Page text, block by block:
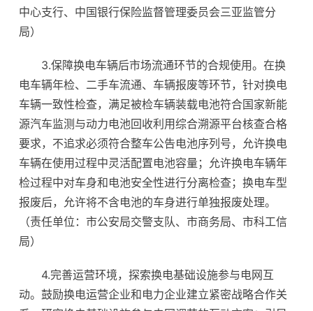
中心支行、中国银行保险监督管理委员会三亚监管分
局）
3.保障换电车辆后市场流通环节的合规使用。在换
电车辆年检、二手车流通、车辆报废等环节，针对换电
车辆一致性检查，满足被检车辆装载电池符合国家新能
源汽车监测与动力电池回收利用综合溯源平台核查合格
要求，不追求必须符合整车公告电池序列号，允许换电
车辆在使用过程中灵活配置电池容量；允许换电车辆年
检过程中对车身和电池安全性进行分离检查；换电车型
报废后，允许将不含电池的车身进行单独报废处理。
（责任单位：市公安局交警支队、市商务局、市科工信
局）
4.完善运营环境，探索换电基础设施参与电网互
动。鼓励换电运营企业和电力企业建立紧密战略合作关